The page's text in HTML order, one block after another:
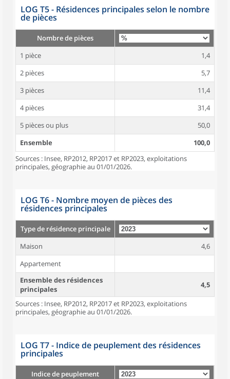
LOG T5 - Résidences principales selon le nombre
de pièces
Nombre de pièces
1 pièce
1,4
2 pièces
5,7
3 pièces
11,4
4 pièces
31,4
5 pièces ou plus
50,0
Ensemble
100,0
Sources : Insee, RP2012, RP2017 et RP2023, exploitations
principales, géographie au 01/01/2026.
LOG T6 - Nombre moyen de pièces des
résidences principales
Type de résidence principale
Maison
4,6
Appartement
Ensemble des résidences
principales
4,5
Sources : Insee, RP2012, RP2017 et RP2023, exploitations
principales, géographie au 01/01/2026.
LOG T7 - Indice de peuplement des résidences
principales
Indice de peuplement